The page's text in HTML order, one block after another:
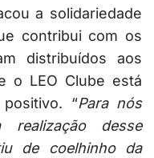
a solidariedade
contribui com os
distribuídos aos
o LEO Clube está
“Para nós
desse
de coelhinho da